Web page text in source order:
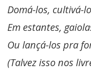
Domá-los, cultivá-
Em estantes,
Ou lançá-los pra
(Talvez isso nos